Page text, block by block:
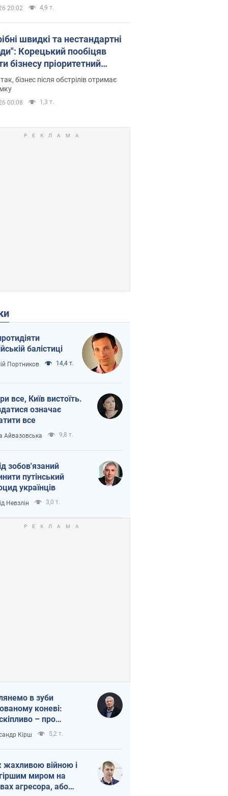
20:02 4,9 т.
швидкі та нестандартні
Корецький пообіцяв
бізнесу пріоритетний
до наявних складських
бізнес після обстрілів отримає
00:08 1,3 т.
балістиці
Портников 14,4 т.
все, Київ вистоїть.
означає
все
Айвазовська 9,8 т.
зобов'язаний
путінський
українців
Невзлін 3,0 т.
в зуби
коневі:
– про
Україні
Кірш 5,2 т.
жахливою війною і
миром на
агресора, або